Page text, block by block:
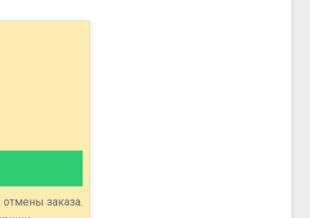
заказа.